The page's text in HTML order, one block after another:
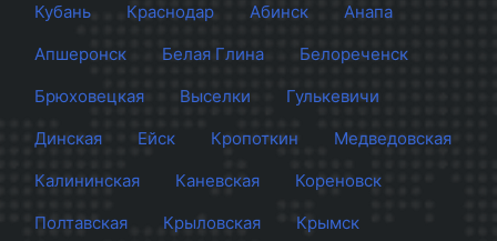
Кубань Краснодар Абинск
Анапа
Апшеронск
Белая Глина
Белореченск
Брюховецкая
Выселки
Гулькевичи
Динская
Ейск Кропоткин
Медведовская
Калининская
Каневская
Кореновск
Полтавская
Крыловская
Крымск